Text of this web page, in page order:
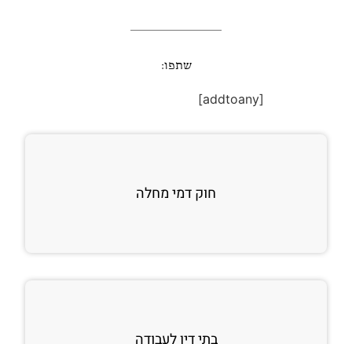
שתפו:
[addtoany]
חוק דמי מחלה
בתי דין לעבודה